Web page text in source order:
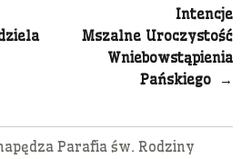
Intencje
Mszalne Uroczystość
Wniebowstąpienia
Pańskiego
→
Parafia św. Rodziny